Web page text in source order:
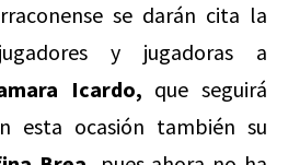
se darán cita la
y jugadoras a
Icardo, que seguirá
esta ocasión también su